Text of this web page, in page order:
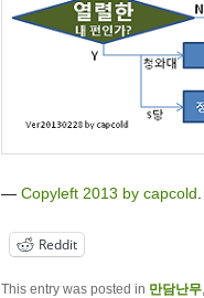
— Copyleft 2013 by capcold
Reddit
This entry was posted in 만담난무,